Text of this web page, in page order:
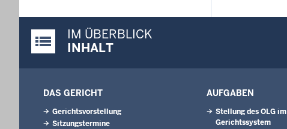
Justiz-Portal im Überblick:
IM ÜBERBLICK
INHALT
DAS GERICHT
Gerichtsvorstellung
Sitzungstermine
AUFGABEN
Stellung des OLG im
Gerichtssystem